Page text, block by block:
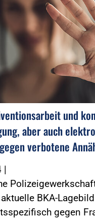
und
aber auch
verbotene
|
BKA-Lagebild
gegen